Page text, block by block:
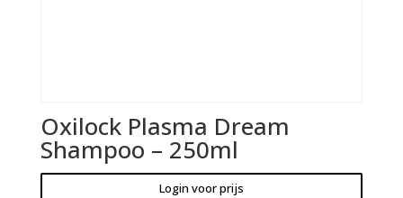
Oxilock Plasma Dream
Shampoo – 250ml
Login voor prijs